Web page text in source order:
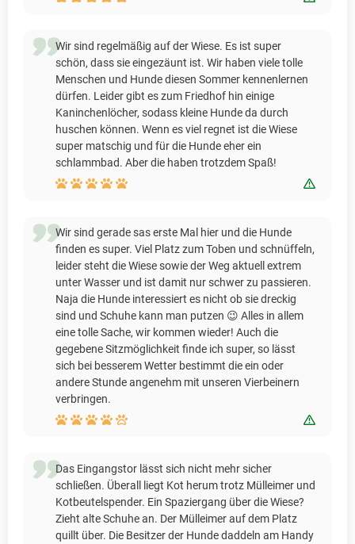
Wir sind regelmäßig auf der Wiese. Es ist super
schön, dass sie eingezäunt ist. Wir haben viele tolle
Menschen und Hunde diesen Sommer kennenlernen
dürfen. Leider gibt es zum Friedhof hin einige
Kaninchenlöcher, sodass kleine Hunde da durch
huschen können. Wenn es viel regnet ist die Wiese
super matschig und für die Hunde eher ein
schlammbad. Aber die haben trotzdem Spaß!
Wir sind gerade sas erste Mal hier und die Hunde
finden es super. Viel Platz zum Toben und schnüffeln,
leider steht die Wiese sowie der Weg aktuell extrem
unter Wasser und ist damit nur schwer zu passieren.
Naja die Hunde interessiert es nicht ob sie dreckig
sind und Schuhe kann man putzen 😉 Alles in allem
eine tolle Sache, wir kommen wieder! Auch die
gegebene Sitzmöglichkeit finde ich super, so lässt
sich bei besserem Wetter bestimmt die ein oder
andere Stunde angenehm mit unseren Vierbeinern
verbringen.
Das Eingangstor lässt sich nicht mehr sicher
schließen. Überall liegt Kot herum trotz Mülleimer und
Kotbeutelspender. Ein Spaziergang über die Wiese?
Zieht alte Schuhe an. Der Mülleimer auf dem Platz
quillt über. Die Besitzer der Hunde daddeln am Handy